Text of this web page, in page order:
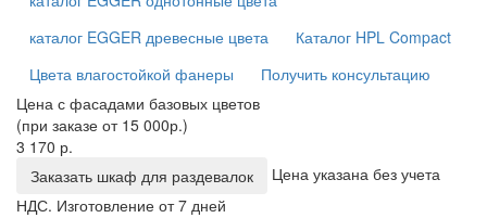
каталог EGGER древесные цвета
Каталог HPL Compact
Цвета влагостойкой фанеры
Получить консультацию
Цена с фасадами базовых цветов
(при заказе от 15 000р.)
3 170 р.
Заказать шкаф для раздевалок
Цена указана без учета
НДС. Изготовление от 7 дней